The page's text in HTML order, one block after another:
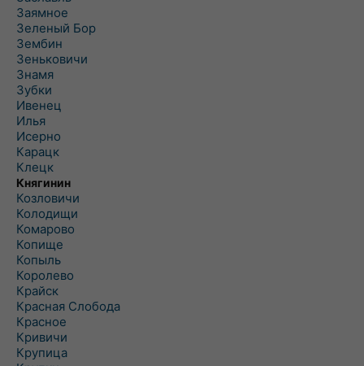
Заямное
Зеленый Бор
Зембин
Зеньковичи
Знамя
Зубки
Ивенец
Илья
Исерно
Карацк
Клецк
Княгинин
Козловичи
Колодищи
Комарово
Копище
Копыль
Королево
Крайск
Красная Слобода
Красное
Кривичи
Крупица